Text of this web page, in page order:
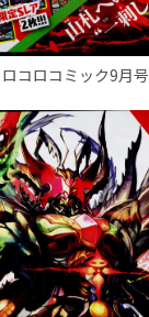
コロコミック9月